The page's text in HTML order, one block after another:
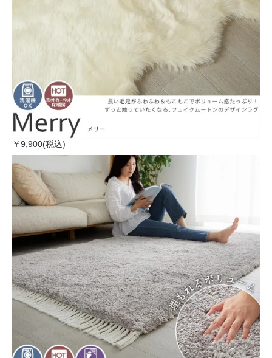
￥9,900(税込)